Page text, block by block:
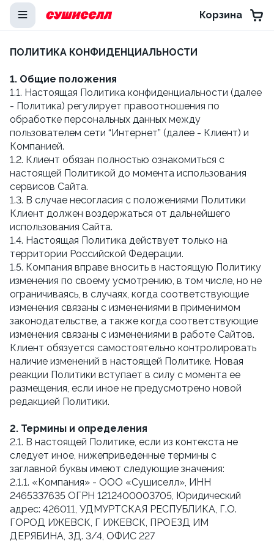
Корзина
ПОЛИТИКА КОНФИДЕНЦИАЛЬНОСТИ
1. Общие положения
1.1. Настоящая Политика конфиденциальности (далее
- Политика) регулирует правоотношения по
обработке персональных данных между
пользователем сети “Интернет” (далее - Клиент) и
Компанией.
1.2. Клиент обязан полностью ознакомиться с
настоящей Политикой до момента использования
сервисов Сайта.
1.3. В случае несогласия с положениями Политики
Клиент должен воздержаться от дальнейшего
использования Сайта.
1.4. Настоящая Политика действует только на
территории Российской Федерации.
1.5. Компания вправе вносить в настоящую Политику
изменения по своему усмотрению, в том числе, но не
ограничиваясь, в случаях, когда соответствующие
изменения связаны с изменениями в применимом
законодательстве, а также когда соответствующие
изменения связаны с изменениями в работе Сайтов.
Клиент обязуется самостоятельно контролировать
наличие изменений в настоящей Политике. Новая
реакции Политики вступает в силу с момента ее
размещения, если иное не предусмотрено новой
редакцией Политики.
2. Термины и определения
2.1. В настоящей Политике, если из контекста не
следует иное, нижеприведенные термины с
заглавной буквы имеют следующие значения:
2.1.1. «Компания» - ООО «Сушиселл», ИНН
2465337635 ОГРН 1212400003705, Юридический
адрес: 426011, УДМУРТСКАЯ РЕСПУБЛИКА, Г.О.
ГОРОД ИЖЕВСК, Г ИЖЕВСК, ПРОЕЗД ИМ
ДЕРЯБИНА, ЗД. 3/4, ОФИС 227